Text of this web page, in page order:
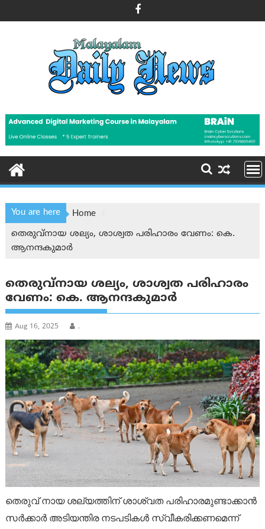
to
You are here
Home
തെരുവ്നായ ശല്യം, ശാശ്വത പരിഹാരം വേണം: കെ.
ആനന്ദകുമാർ
തെരുവ്നായ ശല്യം, ശാശ്വത പരിഹാരം
വേണം: കെ. ആനന്ദകുമാർ
Aug 16, 2025 .
തെരുവ് നായ ശല്യത്തിന് ശാശ്വത പരിഹാരമുണ്ടാക്കാൻ
സർക്കാർ അടിയന്തിര നടപടികൾ സ്വീകരിക്കണമെന്ന്